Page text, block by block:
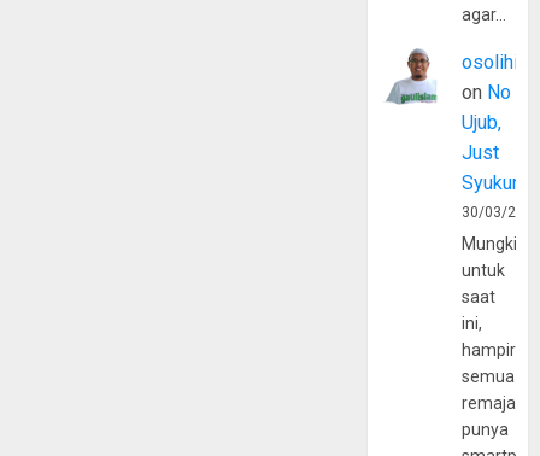
agar…
osolihin
on No
Ujub,
Just
Syukur
30/03/
Mungkin
untuk
saat
ini,
hampir
semua
remaja
punya